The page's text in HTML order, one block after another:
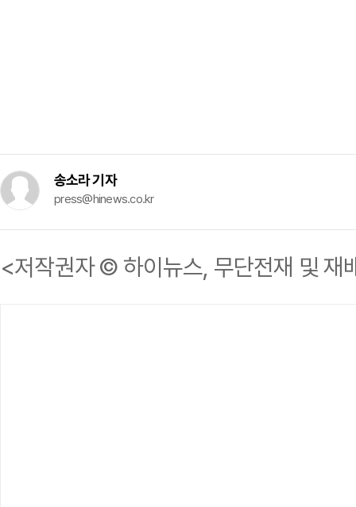
송소라 기자
press@hinews.co.kr
<저작권자 © 하이뉴스, 무단전재 및 재